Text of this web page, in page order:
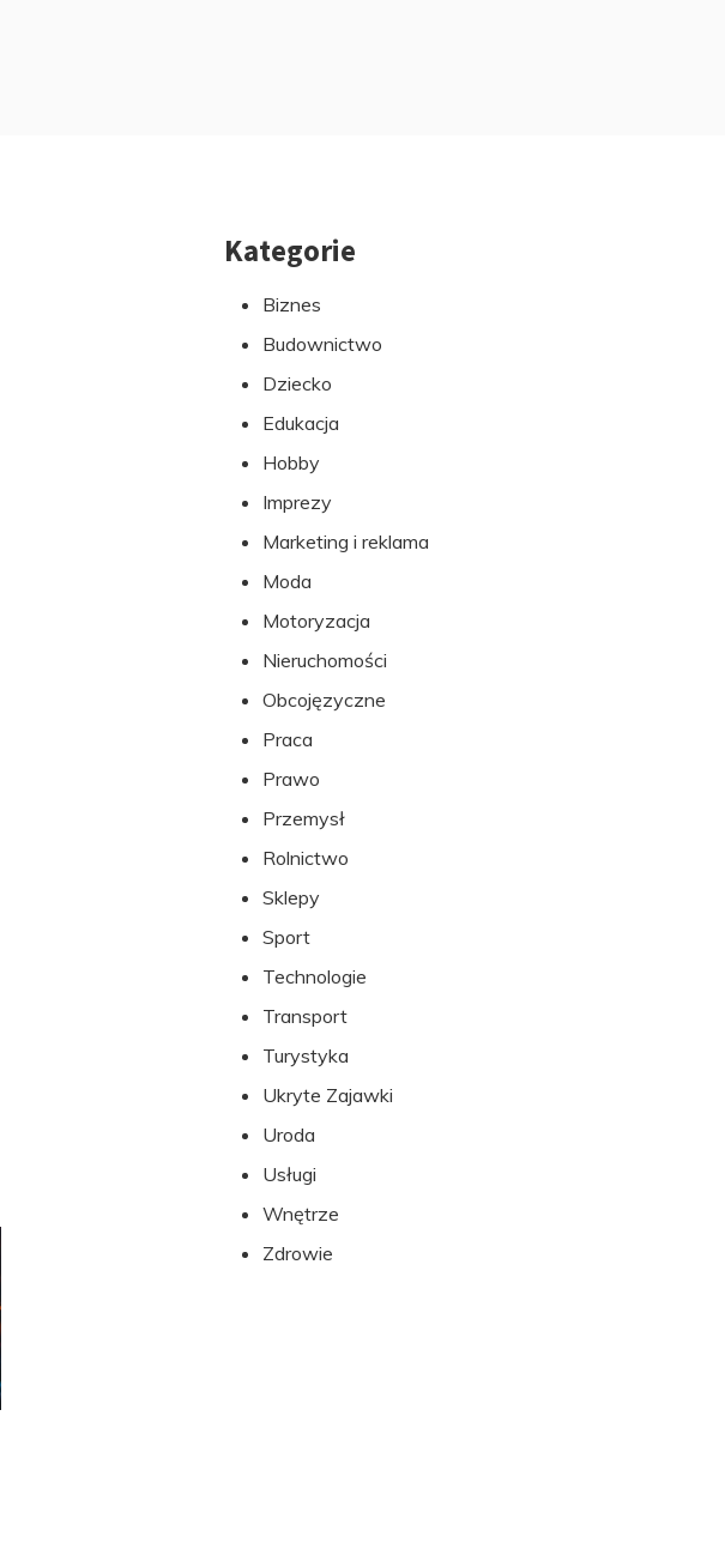
PrzejdźKategorie
Biznes
Budownictwo
Dziecko
Edukacja
Hobby
Imprezy
Marketing i reklama
Moda
Motoryzacja
Nieruchomości
Obcojęzyczne
Praca
Prawo
Przemysł
Rolnictwo
Sklepy
Sport
Technologie
Transport
Turystyka
Ukryte Zajawki
Uroda
Usługi
Wnętrze
Zdrowie